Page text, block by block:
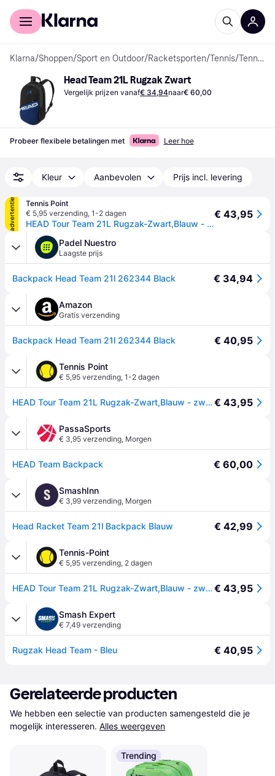
Voor shoppers
Klarna/Shoppen/Sport en Outdoor/Racketsporten/Tennis/ Tennistassen en Hoezen
Head Team 21L Rugzak Zwart
Vergelijk prijzen vanaf€ 34,94naar€ 60,00
Probeer flexibele betalingen met Leer hoe
Kleur Aanbevolen Prijs incl. levering
advertentie
Tennis Point
€ 5,95 verzending, 1-2 dagen
HEAD Tour Team 21L Rugzak-Zwart,Blauw - zwart
€ 43,95
Padel Nuestro
Laagste prijs
Backpack Head Team 21l 262344 Black € 34,94
Amazon
Gratis verzending
Backpack Head Team 21l 262344 Black € 40,95
Tennis Point
€ 5,95 verzending, 1-2 dagen
HEAD Tour Team 21L Rugzak-Zwart,Blauw - zwart€ 43,95
PassaSports
€ 3,95 verzending, Morgen
HEAD Team Backpack € 60,00
S SmashInn
€ 3,99 verzending, Morgen
Head Racket Team 21l Backpack Blauw € 42,99
Tennis-Point
€ 5,95 verzending, 2 dagen
HEAD Tour Team 21L Rugzak-Zwart,Blauw - zwart - nosize€ 43,95
Smash Expert
€ 7,49 verzending
Rugzak Head Team - Bleu € 40,95
Gerelateerde producten
We hebben een selectie van producten samengesteld die je
mogelijk interesseren. Alles weergeven
Trending